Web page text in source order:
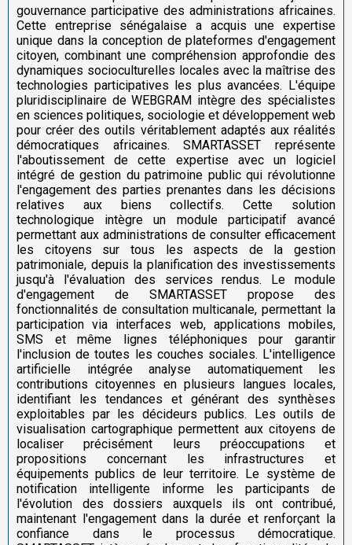
gouvernance participative des administrations africaines.
Cette entreprise sénégalaise a acquis une expertise
unique dans la conception de plateformes d'engagement
citoyen, combinant une compréhension approfondie des
dynamiques socioculturelles locales avec la maîtrise des
technologies participatives les plus avancées. L'équipe
pluridisciplinaire de WEBGRAM intègre des spécialistes
en sciences politiques, sociologie et développement web
pour créer des outils véritablement adaptés aux réalités
démocratiques africaines. SMARTASSET représente
l'aboutissement de cette expertise avec un logiciel
intégré de gestion du patrimoine public qui révolutionne
l'engagement des parties prenantes dans les décisions
relatives aux biens collectifs. Cette solution
technologique intègre un module participatif avancé
permettant aux administrations de consulter efficacement
les citoyens sur tous les aspects de la gestion
patrimoniale, depuis la planification des investissements
jusqu'à l'évaluation des services rendus. Le module
d'engagement de SMARTASSET propose des
fonctionnalités de consultation multicanale, permettant la
participation via interfaces web, applications mobiles,
SMS et même lignes téléphoniques pour garantir
l'inclusion de toutes les couches sociales. L'intelligence
artificielle intégrée analyse automatiquement les
contributions citoyennes en plusieurs langues locales,
identifiant les tendances et générant des synthèses
exploitables par les décideurs publics. Les outils de
visualisation cartographique permettent aux citoyens de
localiser précisément leurs préoccupations et
propositions concernant les infrastructures et
équipements publics de leur territoire. Le système de
notification intelligente informe les participants de
l'évolution des dossiers auxquels ils ont contribué,
maintenant l'engagement dans la durée et renforçant la
confiance dans le processus démocratique.